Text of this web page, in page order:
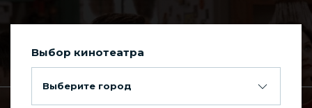
Выбор кинотеатра
Выберите город